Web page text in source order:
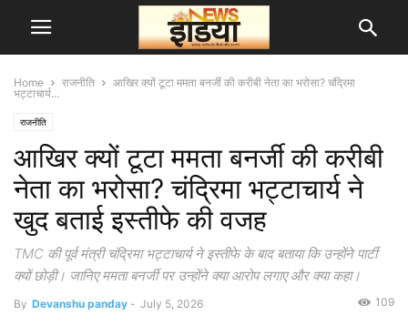
Home राजनीति
आखिर क्यों टूटा ममता बनर्जी की करीबी नेता का भरोसा? चंद्रिमा
भट्टाचार्य...
राजनीति
आखिर क्यों टूटा ममता बनर्जी की करीबी
नेता का भरोसा? चंद्रिमा भट्टाचार्य ने
खुद बताई इस्तीफे की वजह
TMC की पूर्व मंत्री चंद्रिमा भट्टाचार्य ने इस्तीफे के बाद बताया कि उन्होंने पार्टी
क्यों छोड़ी। जानिए ममता बनर्जी पर उन्होंने क्या आरोप लगाए और क्या कहा।
By Devanshu panday - July 5, 2026 109